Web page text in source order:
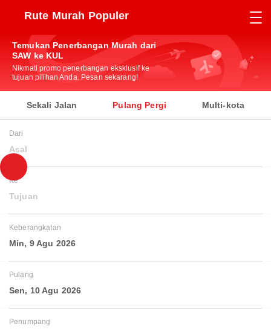
Rute Murah Populer
Temukan Penerbangan Murah dari
SAW ke KUL
Nikmati promo penerbangan eksklusif ke
tujuan pilihan Anda. Pesan sekarang!
Sekali Jalan Pulang Pergi Multi-kota
Dari
Asal
Ke
Tujuan
Keberangkatan
Min, 9 Agu 2026
Pulang
Sen, 10 Agu 2026
Penumpang